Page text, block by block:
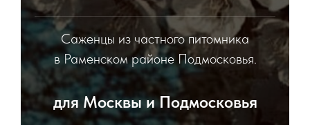
Саженцы из частного питомника
в Раменском районе Подмосковья.
для Москвы и Подмосковья